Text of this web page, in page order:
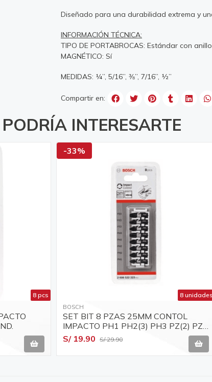
Diseñado para una durabilidad extrema y
INFORMACIÓN TÉCNICA:
TIPO DE PORTABROCAS: Estándar con
MAGNÉTICO: Sí
MEDIDAS: ¼”, 5/16”, ⅜”, 7/16”, ½”
Compartir en:
INTERESARTE
8 pcs
-33%
8 unidades
BOSCH
SET BIT 8 PZAS 25MM CONTOL
IMPACTO PH1 PH2(3) PH3 PZ(2) PZ3
/ 2608522323
S/ 19.90 S/ 29.90